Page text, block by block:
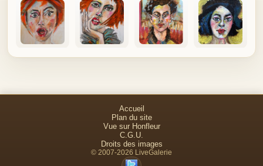
Accueil
Plan du site
Vue sur Honfleur
C.G.U.
Droits des images
© 2007-2026 LiveGalerie